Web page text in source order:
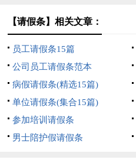
【请假条】相关文章：
员工请假条15篇
公司员工请假条范本
病假请假条(精选15篇)
单位请假条(集合15篇)
参加培训请假条
男士陪护假请假条